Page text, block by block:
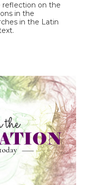
reflection on the
in the
in the Latin